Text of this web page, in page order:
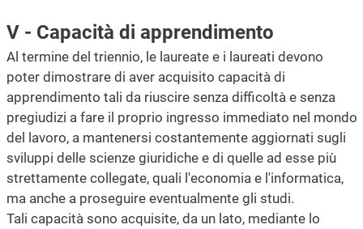
V - Capacità di apprendimento
Al termine del triennio, le laureate e i laureati devono
poter dimostrare di aver acquisito capacità di
apprendimento tali da riuscire senza difficoltà e senza
pregiudizi a fare il proprio ingresso immediato nel mondo
del lavoro, a mantenersi costantemente aggiornati sugli
sviluppi delle scienze giuridiche e di quelle ad esse più
strettamente collegate, quali l'economia e l'informatica,
ma anche a proseguire eventualmente gli studi.
Tali capacità sono acquisite, da un lato, mediante lo